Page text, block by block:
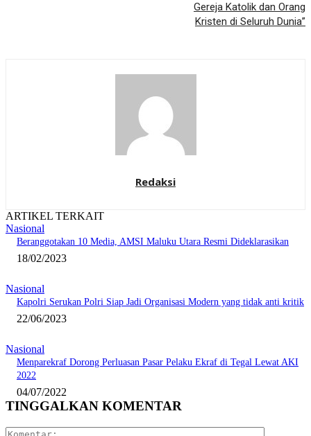
Gereja Katolik dan Orang
Kristen di Seluruh Dunia”
Redaksi
ARTIKEL TERKAIT
Nasional
Beranggotakan 10 Media, AMSI Maluku Utara Resmi Dideklarasikan
18/02/2023
Nasional
Kapolri Serukan Polri Siap Jadi Organisasi Modern yang tidak anti kritik
22/06/2023
Nasional
Menparekraf Dorong Perluasan Pasar Pelaku Ekraf di Tegal Lewat AKI
2022
04/07/2022
TINGGALKAN KOMENTAR